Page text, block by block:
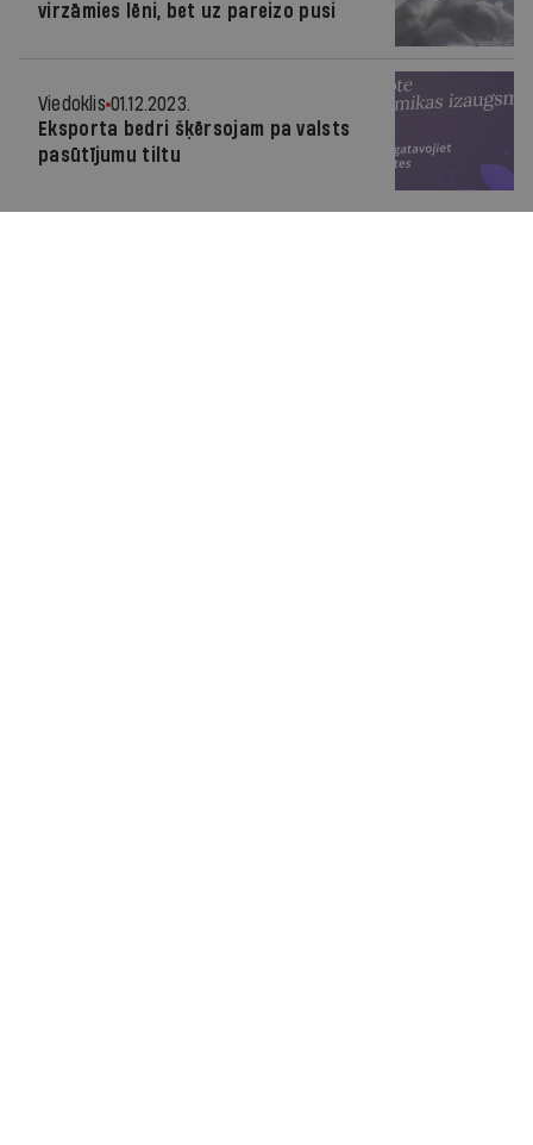
virzāmies lēni, bet uz pareizo pusi
Viedoklis 01.12.2023.
Eksporta bedri šķērsojam pa valsts
pasūtījumu tiltu